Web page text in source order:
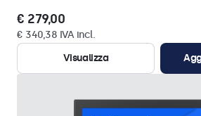
€ 279,00
€ 340,38 IVA incl.
Visualizza